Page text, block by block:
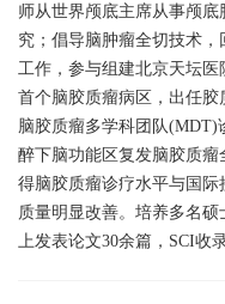
师从世界颅底主席从事颅
究；倡导脑肿瘤全切技术
工作，参与组建北京天坛
首个脑胶质瘤病区，出任
脑胶质瘤多学科团队(MDT)
醉下脑功能区复发脑胶质
得脑胶质瘤诊疗水平与国
质量明显改善。培养多名
上发表论文30余篇，SCI收